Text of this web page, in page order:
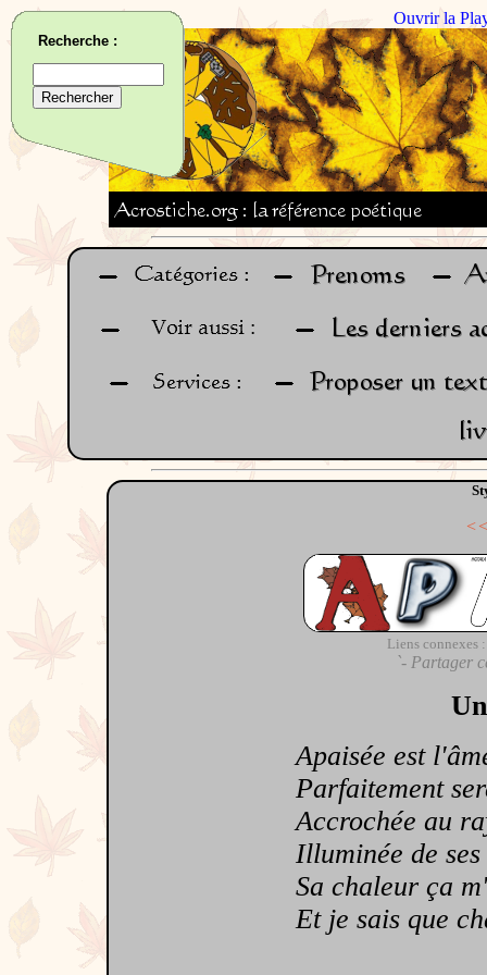
Ouvrir la
Liens connexes :
`- Partager
Apaisée est
Parfaitement
Accrochée au
Illuminée de ses
Sa chaleur ça
Et je sais que
Recherche :